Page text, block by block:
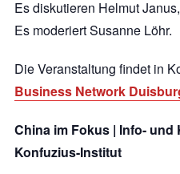
Es diskutieren Helmut
Es moderiert Susanne Löhr.
Die Veranstaltung findet in
Business Network
China im Fokus | Info-
Konfuzius-Institut